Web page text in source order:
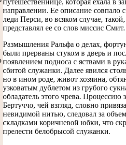
путешественнице, которая ехала в
направлении. Ее описание совпало
леди Перси, во всяком случае,
представлял ее со слов миссис Смит.
Размышления Ральфа о делах,
были прерваны стуком в дверь и
появлением подноса с яствами в
сбитой служанки. Далее явился
но в ином роде, живот хозяина,
узковатым дублетом из грубого
обладатель этого чрева. Процессию
Бертуччо, чей взгляд, словно
невидимой нитью, следовал за
складками коричневой юбки, что
прелести белобрысой служанки.